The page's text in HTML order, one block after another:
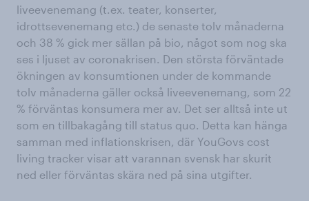
liveevenemang (t.ex. teater, konserter,
idrottsevenemang etc.) de senaste tolv månaderna
och 38 % gick mer sällan på bio, något som nog ska
ses i ljuset av coronakrisen. Den största förväntade
ökningen av konsumtionen under de kommande
tolv månaderna gäller också liveevenemang, som 22
% förväntas konsumera mer av. Det ser alltså inte ut
som en tillbakagång till status quo. Detta kan hänga
samman med inflationskrisen, där YouGovs cost
living tracker visar att varannan svensk har skurit
ned eller förväntas skära ned på sina utgifter.